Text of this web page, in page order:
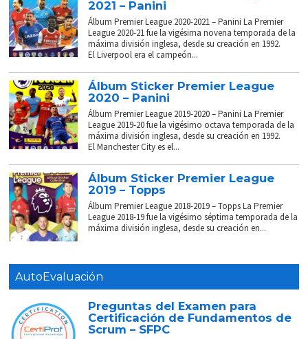
2021 – Panini
Álbum Premier League 2020-2021 – Panini La Premier
League 2020-21 fue la vigésima novena temporada de la
máxima división inglesa, desde su creación en 1992.
El Liverpool era el campeón...
Álbum Sticker Premier League
2020 – Panini
Álbum Premier League 2019-2020 – Panini La Premier
League 2019-20 fue la vigésimo octava temporada de la
máxima división inglesa, desde su creación en 1992.
El Manchester City es el...
Álbum Sticker Premier League
2019 – Topps
Álbum Premier League 2018-2019 – Topps La Premier
League 2018-19 fue la vigésimo séptima temporada de la
máxima división inglesa, desde su creación en...
AutoEvaluación
Preguntas del Examen para
Certificación de Fundamentos de
Scrum – SFPC